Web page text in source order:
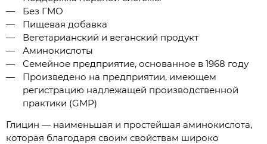
Без ГМО
Пищевая добавка
Вегетарианский и веганский продукт
Аминокислоты
Семейное предприятие, основанное в 1968 году
Произведено на предприятии, имеющем
регистрацию надлежащей производственной
практики (GMP)
Глицин — наименьшая и простейшая аминокислота,
которая благодаря своим свойствам широко